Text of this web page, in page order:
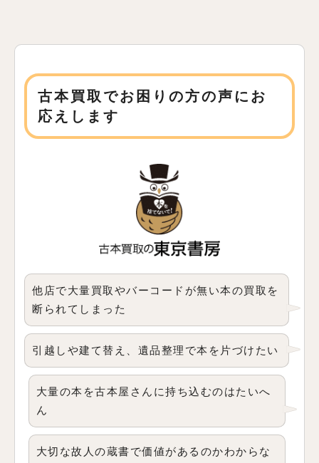
古本買取でお困りの方の声にお
応えします
他店で大量買取やバーコードが無い本の買取を
断られてしまった
引越しや建て替え、遺品整理で本を片づけたい
大量の本を古本屋さんに持ち込むのはたいへ
ん
大切な故人の蔵書で価値があるのかわからな